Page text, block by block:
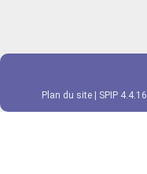
Plan du site SPIP 4.4.16